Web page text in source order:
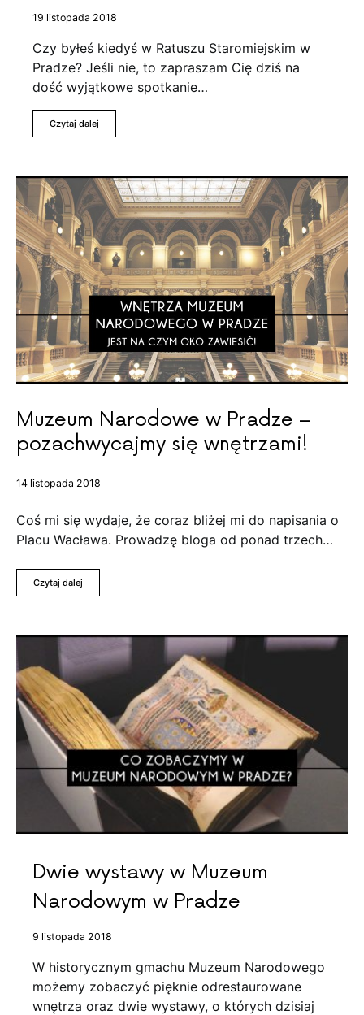
19 listopada 2018
Czy byłeś kiedyś w Ratuszu Staromiejskim w
Pradze? Jeśli nie, to zapraszam Cię dziś na
dość wyjątkowe spotkanie…
Czytaj dalej
Muzeum Narodowe w Pradze –
pozachwycajmy się wnętrzami!
14 listopada 2018
Coś mi się wydaje, że coraz bliżej mi do napisania o
Placu Wacława. Prowadzę bloga od ponad trzech…
Czytaj dalej
Dwie wystawy w Muzeum
Narodowym w Pradze
9 listopada 2018
W historycznym gmachu Muzeum Narodowego
możemy zobaczyć pięknie odrestaurowane
wnętrza oraz dwie wystawy, o których dzisiaj